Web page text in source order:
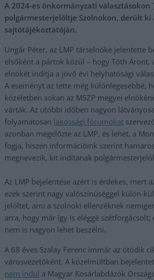
A 2024-es önkormányzati választásokon
polgármesterjelöltje Szolnokon, derült ki
sajtótájékoztatóján.
Ungár Péter, az LMP társelnöke jelentette
elsőként a pártok közül – hogy Tóth Áront,
elnökét indítja a jövő évi helyhatósági
A eseményt az tette még különlegesebbé,
közéletben sokan az MSZP megyei
várták. Az utóbbi időben nagyon
folyamatosan lakossági fórumokat
azonban megelőzte az LMP, és lehet, a
fogja, hiszen információink szerint
megnevezik, kit indítanak
Az LMP bejelentése azért is érdekes, mert
ezek szerint nagy valószínűséggel külön-
jelöltet, ami a szolnoki ellenzéknek
arra, hogy már így is eléggé szétforgácsolt;
nem is nagyon lehet beszélni.
A 68 éves Szalay Ferenc immár az ötödik
városvezetőként. A közelmúltban
nem indul a Magyar Kosárlabdázók